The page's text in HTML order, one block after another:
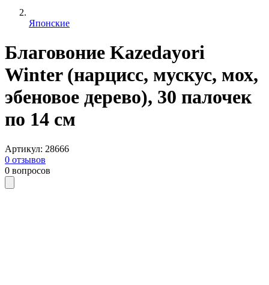
Японские
Благовоние Kazedayori
Winter (нарцисс, мускус, мох,
эбеновое дерево), 30 палочек
по 14 см
Артикул: 28666
0 отзывов
0 вопросов